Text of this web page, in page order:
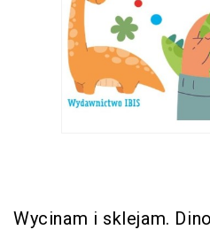
Wycinam i sklejam.